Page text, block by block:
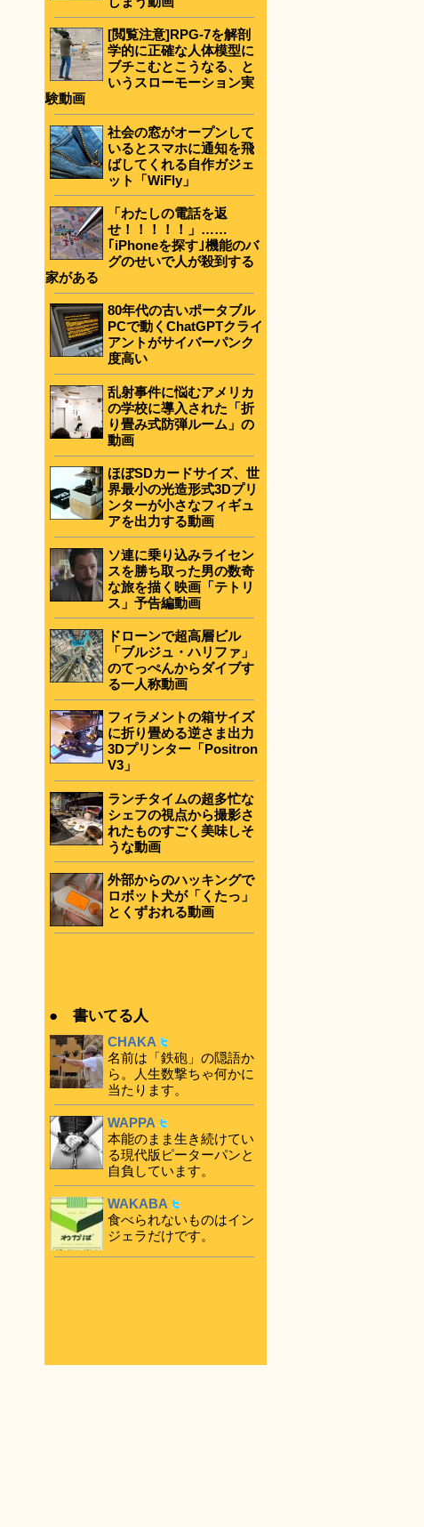
[閲覧注意]RPG-7を解剖
学的に正確な人体模型に
ブチこむとこうなる、と
いうスローモーション実
験動画
社会の窓がオープンして
いるとスマホに通知を飛
ばしてくれる自作ガジェ
ット「WiFly」
「わたしの電話を返
せ！！！！！」……
｢iPhoneを探す｣機能のバ
グのせいで人が殺到する
家がある
80年代の古いポータブル
PCで動くChatGPTクライ
アントがサイバーパンク
度高い
乱射事件に悩むアメリカ
の学校に導入された「折
り畳み式防弾ルーム」の
動画
ほぼSDカードサイズ、世
界最小の光造形式3Dプリ
ンターが小さなフィギュ
アを出力する動画
ソ連に乗り込みライセン
スを勝ち取った男の数奇
な旅を描く映画「テトリ
ス」予告編動画
ドローンで超高層ビル
「ブルジュ・ハリファ」
のてっぺんからダイブす
る一人称動画
フィラメントの箱サイズ
に折り畳める逆さま出力
3Dプリンター「Positron
V3」
ランチタイムの超多忙な
シェフの視点から撮影さ
れたものすごく美味しそ
うな動画
外部からのハッキングで
ロボット犬が「くたっ」
とくずおれる動画
● 書いてる人
CHAKA
名前は「鉄砲」の隠語か
ら。人生数撃ちゃ何かに
当たります。
WAPPA
本能のまま生き続けてい
る現代版ピーターパンと
自負しています。
WAKABA
食べられないものはイン
ジェラだけです。